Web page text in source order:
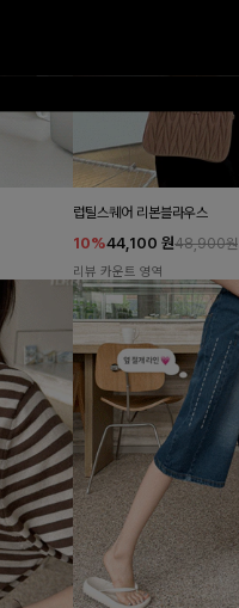
럽틸스퀘어 리본블라우스
10%44,100 원48,900원
리뷰 카운트 영역